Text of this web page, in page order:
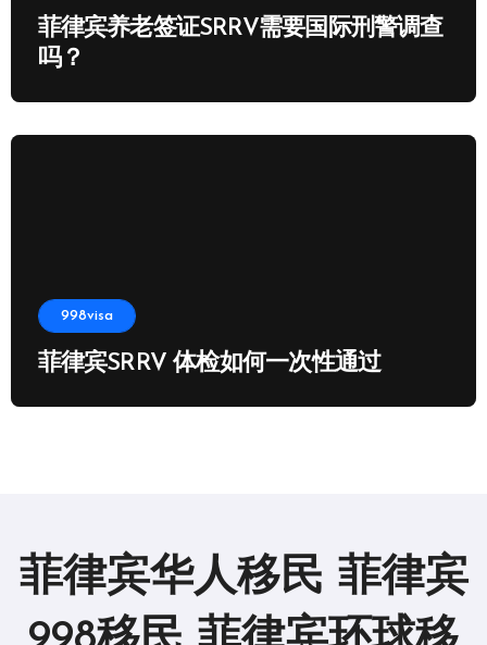
菲律宾养老签证SRRV需要国际刑警调查
吗？
998visa
菲律宾SRRV 体检如何一次性通过
菲律宾华人移民 菲律宾